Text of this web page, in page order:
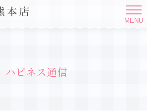
MENU
ハピネス通信